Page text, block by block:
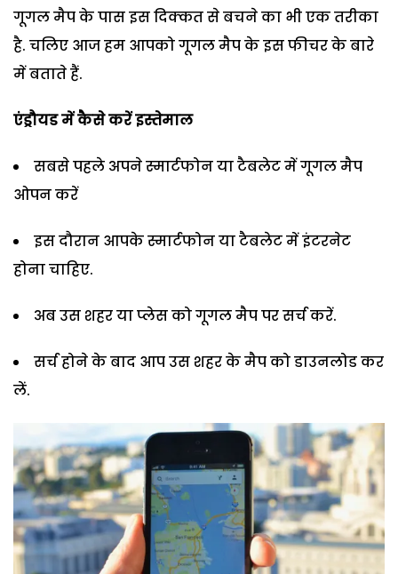
गूगल मैप के पास इस दिक्कत से बचने का भी एक तरीका
है. चलिए आज हम आपको गूगल मैप के इस फीचर के बारे
में बताते हैं.
एंड्रौयड में कैसे करें इस्तेमाल
सबसे पहले अपने स्मार्टफोन या टैबलेट में गूगल मैप
ओपन करें
इस दौरान आपके स्मार्टफोन या टैबलेट में इंटरनेट
होना चाहिए.
अब उस शहर या प्लेस को गूगल मैप पर सर्च करें.
सर्च होने के बाद आप उस शहर के मैप को डाउनलोड कर
लें.